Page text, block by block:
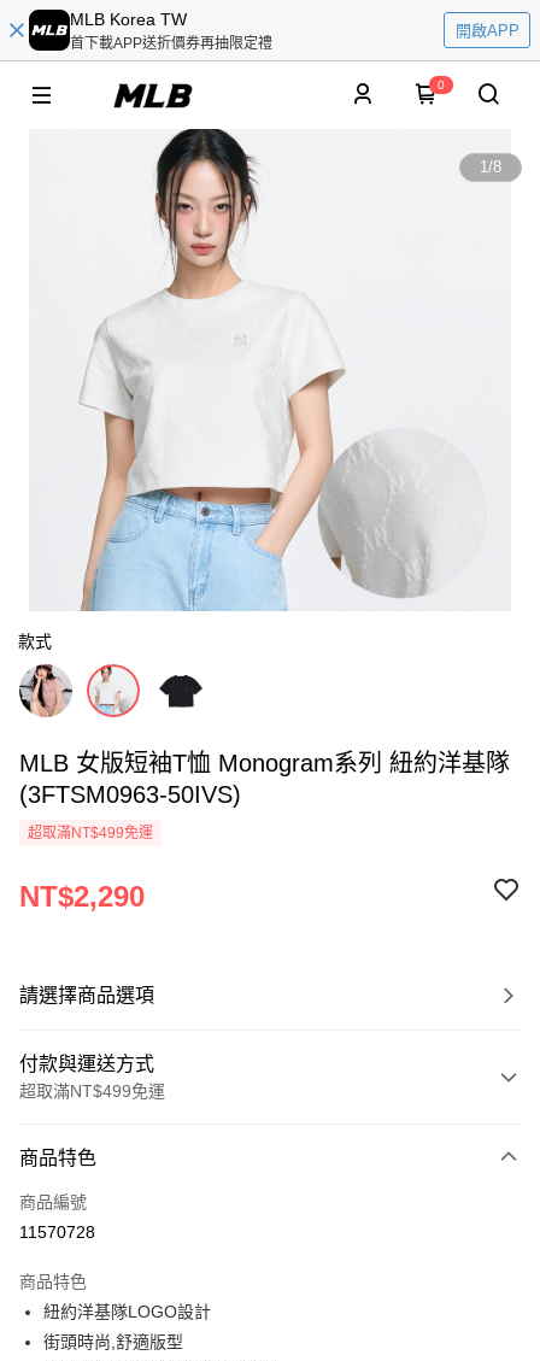
MLB Korea TW
首下載APP送折價券再抽限定禮
開啟APP
0
1/8
款式
MLB 女版短袖T恤 Monogram系列 紐約洋基隊
(3FTSM0963-50IVS)
超取滿NT$499免運
NT$2,290
請選擇商品選項
付款與運送方式
超取滿NT$499免運
信用卡一次付款
超商取貨付款
Apple Pay
街口支付
商品特色
商品編號
11570728
商品特色
紐約洋基隊LOGO設計
街頭時尚,舒適版型